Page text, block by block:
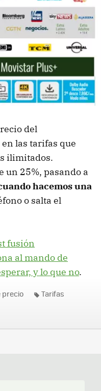
del
las tarifas que
ilimitados.
un 25%, pasando a
hacemos una
o salta el
fusión
al mando de
y lo que no.
precio Tarifas